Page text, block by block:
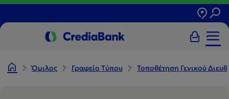
Όμιλος Γραφείο Tύπου Τοποθέτηση Γενικού